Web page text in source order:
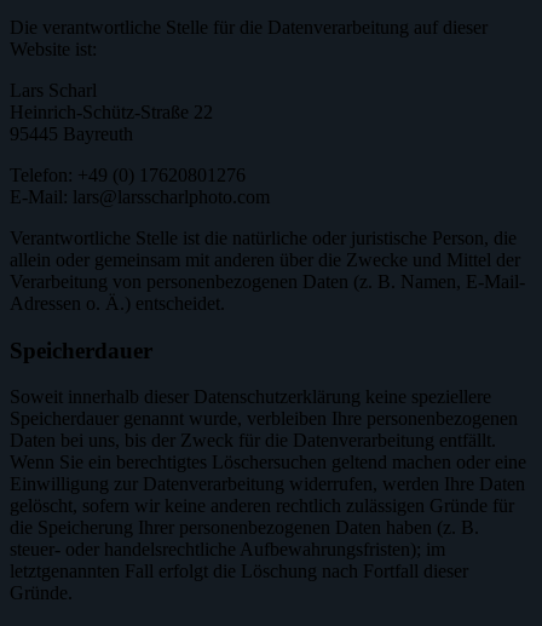
Die verantwortliche Stelle für die Datenverarbeitung auf dieser
Website ist:
Lars Scharl
Heinrich-Schütz-Straße 22
95445 Bayreuth
Telefon: +49 (0) 17620801276
E-Mail: lars@larsscharlphoto.com
Verantwortliche Stelle ist die natürliche oder juristische Person, die
allein oder gemeinsam mit anderen über die Zwecke und Mittel der
Verarbeitung von personenbezogenen Daten (z. B. Namen, E-Mail-
Adressen o. Ä.) entscheidet.
Speicherdauer
Soweit innerhalb dieser Datenschutzerklärung keine speziellere
Speicherdauer genannt wurde, verbleiben Ihre personenbezogenen
Daten bei uns, bis der Zweck für die Datenverarbeitung entfällt.
Wenn Sie ein berechtigtes Löschersuchen geltend machen oder eine
Einwilligung zur Datenverarbeitung widerrufen, werden Ihre Daten
gelöscht, sofern wir keine anderen rechtlich zulässigen Gründe für
die Speicherung Ihrer personenbezogenen Daten haben (z. B.
steuer- oder handelsrechtliche Aufbewahrungsfristen); im
letztgenannten Fall erfolgt die Löschung nach Fortfall dieser
Gründe.